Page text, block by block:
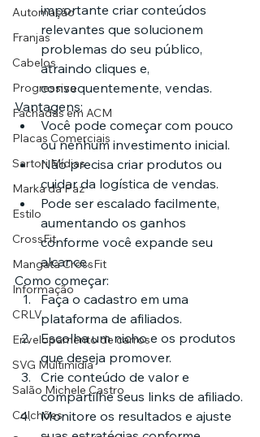
Automação
Franjas
Cabelos
Progressiva
Fachadas em ACM
Placas Comerciais
Sartori Mídias
Marka da Paz
Estilo
CrossFit
Mangata CrossFit
Informação
CRLV
Envelopamento de carros
SVG Multimídia
Salão Michele Castro
Colchões
importante criar conteúdos
relevantes que solucionem
problemas do seu público,
atraindo cliques e,
consequentemente, vendas.
Vantagens:
Você pode começar com pouco
ou nenhum investimento inicial.
Não precisa criar produtos ou
cuidar da logística de vendas.
Pode ser escalado facilmente,
aumentando os ganhos
conforme você expande seu
alcance.
Como começar:
Faça o cadastro em uma
plataforma de afiliados.
Escolha um nicho e os produtos
que deseja promover.
Crie conteúdo de valor e
compartilhe seus links de afiliado.
Monitore os resultados e ajuste